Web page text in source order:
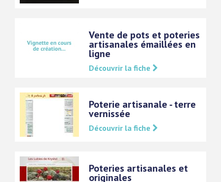
Vente de pots et poteries
artisanales émaillées en
ligne
Découvrir la fiche
Poterie artisanale - terre
vernissée
Découvrir la fiche
Poteries artisanales et
originales